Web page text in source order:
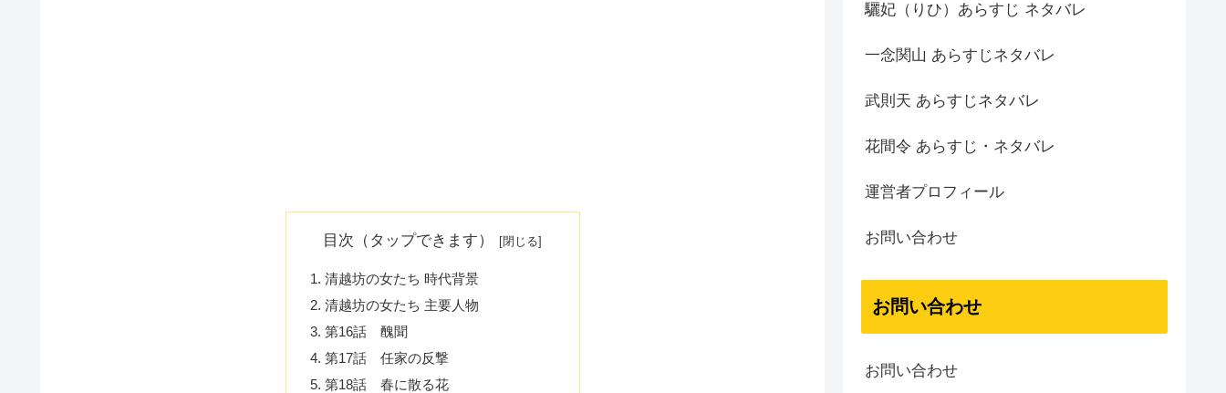
目次（タップできます）
清越坊の女たち 時代背景
清越坊の女たち 主要人物
第16話 醜聞
第17話 任家の反撃
第18話 春に散る花
驪妃（りひ）あらすじ ネタバレ
一念関山 あらすじネタバレ
武則天 あらすじネタバレ
花間令 あらすじ・ネタバレ
運営者プロフィール
お問い合わせ
お問い合わせ
お問い合わせ